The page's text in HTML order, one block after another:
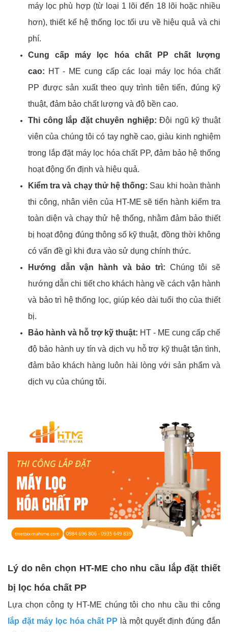
máy lọc phù hợp (từ loại 1 lõi đến 18 lõi hoặc nhiều
hơn), thiết kế hệ thống lọc tối ưu về hiệu quả và chi
phí.
Cung cấp máy lọc hóa chất PP chất lượng
cao: HT - ME cung cấp các loại máy lọc hóa chất
PP được sản xuất theo quy trình tiên tiến, đúng kỹ
thuật, đảm bảo chất lượng và độ bền cao.
Thi công lắp đặt chuyên nghiệp: Đội ngũ kỹ thuật
viên của chúng tôi có tay nghề cao, giàu kinh nghiệm
trong lắp đặt máy lọc hóa chất PP, đảm bảo hệ thống
hoạt động ổn định và hiệu quả.
Kiểm tra và chạy thử hệ thống: Sau khi hoàn thành
thi công, nhân viên của HT-ME sẽ tiến hành kiểm tra
toàn diện và chạy thử hệ thống, nhằm đảm bảo thiết
bị hoạt động đúng thông số kỹ thuật, đồng thời không
có vấn đề gì khi đưa vào sử dụng chính thức.
Hướng dẫn vận hành và bảo trì: Chúng tôi sẽ
hướng dẫn chi tiết cho khách hàng về cách vận hành
và bảo trì hệ thống lọc, giúp kéo dài tuổi thọ của thiết
bị.
Bảo hành và hỗ trợ kỹ thuật: HT - ME cung cấp chế
độ bảo hành uy tín và dịch vụ hỗ trợ kỹ thuật tận tình,
đảm bảo khách hàng luôn hài lòng với sản phẩm và
dịch vụ của chúng tôi.
Lý do nên chọn HT-ME cho nhu cầu lắp đặt thiết
bị lọc hóa chất PP
Lựa chọn công ty HT-ME chúng tôi cho nhu cầu thi công
lắp đặt máy lọc hóa chất PP là một quyết định đúng đắn